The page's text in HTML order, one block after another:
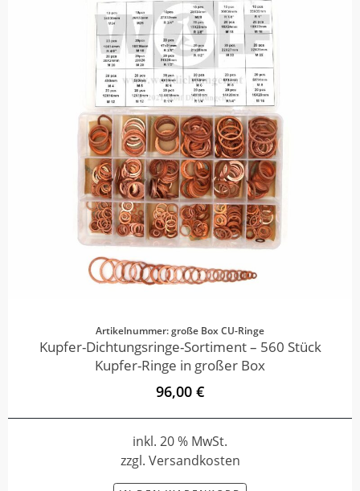
Artikelnummer: große Box CU-Ringe
Kupfer-Dichtungsringe-Sortiment – 560 Stück
Kupfer-Ringe in großer Box
96,00 €
inkl. 20 % MwSt.
zzgl. Versandkosten